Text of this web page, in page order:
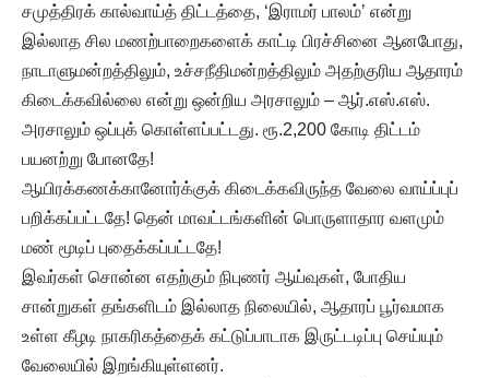
சமுத்திரக் கால்வாய்த் திட்டத்தை, ‘இராமர் பாலம்’ என்று
இல்லாத சில மணற்பாறைகளைக் காட்டி பிரச்சினை ஆனபோது,
நாடாளுமன்றத்திலும், உச்சநீதிமன்றத்திலும் அதற்குரிய ஆதாரம்
கிடைக்கவில்லை என்று ஒன்றிய அரசாலும் – ஆர்.எஸ்.எஸ்.
அரசாலும் ஒப்புக் கொள்ளப்பட்டது. ரூ.2,200 கோடி திட்டம்
பயனற்று போனதே!
ஆயிரக்கணக்கானோர்க்குக் கிடைக்கவிருந்த வேலை வாய்ப்புப்
பறிக்கப்பட்டதே! தென் மாவட்டங்களின் பொருளாதார வளமும்
மண் மூடிப் புதைக்கப்பட்டதே!
இவர்கள் சொன்ன எதற்கும் நிபுணர் ஆய்வுகள், போதிய
சான்றுகள் தங்களிடம் இல்லாத நிலையில், ஆதாரப் பூர்வமாக
உள்ள கீழடி நாகரிகத்தைக் கட்டுப்பாடாக இருட்டடிப்பு செய்யும்
வேலையில் இறங்கியுள்ளனர்.